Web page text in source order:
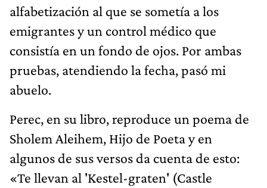
alfabetización al que se sometía a los
emigrantes y un control médico que
consistía en un fondo de ojos. Por ambas
pruebas, atendiendo la fecha, pasó mi
abuelo.
Perec, en su libro, reproduce un poema de
Sholem Aleihem, Hijo de Poeta y en
algunos de sus versos da cuenta de esto:
«Te llevan al 'Kestel-graten' (Castle